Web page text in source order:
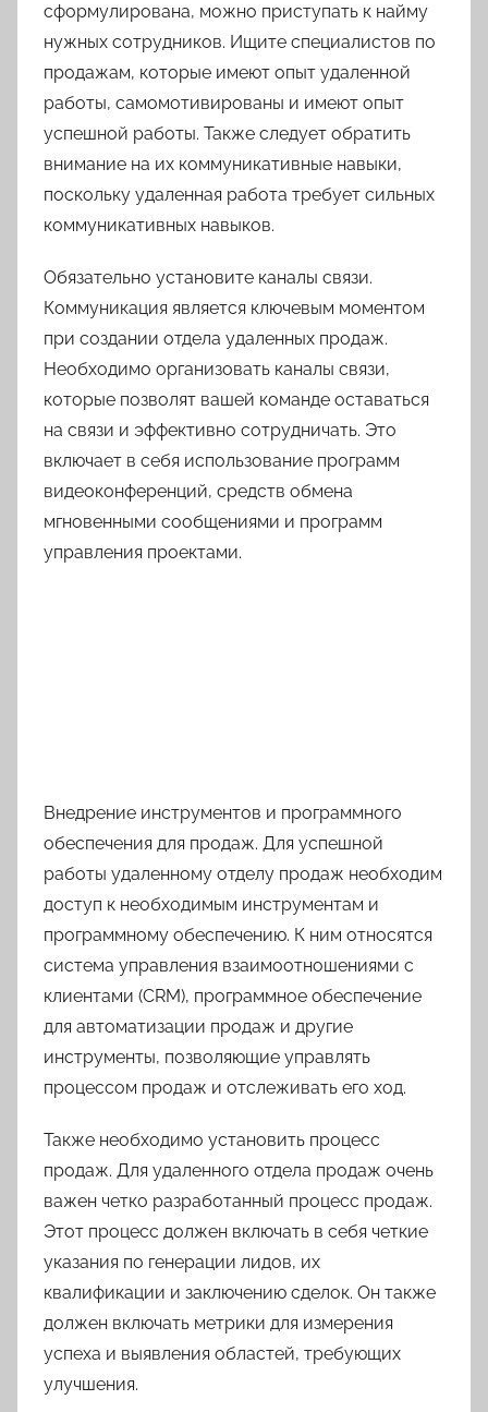
сформулирована, можно приступать к найму
нужных сотрудников. Ищите специалистов по
продажам, которые имеют опыт удаленной
работы, самомотивированы и имеют опыт
успешной работы. Также следует обратить
внимание на их коммуникативные навыки,
поскольку удаленная работа требует сильных
коммуникативных навыков.
Обязательно установите каналы связи.
Коммуникация является ключевым моментом
при создании отдела удаленных продаж.
Необходимо организовать каналы связи,
которые позволят вашей команде оставаться
на связи и эффективно сотрудничать. Это
включает в себя использование программ
видеоконференций, средств обмена
мгновенными сообщениями и программ
управления проектами.
Внедрение инструментов и программного
обеспечения для продаж. Для успешной
работы удаленному отделу продаж необходим
доступ к необходимым инструментам и
программному обеспечению. К ним относятся
система управления взаимоотношениями с
клиентами (CRM), программное обеспечение
для автоматизации продаж и другие
инструменты, позволяющие управлять
процессом продаж и отслеживать его ход.
Также необходимо установить процесс
продаж. Для удаленного отдела продаж очень
важен четко разработанный процесс продаж.
Этот процесс должен включать в себя четкие
указания по генерации лидов, их
квалификации и заключению сделок. Он также
должен включать метрики для измерения
успеха и выявления областей, требующих
улучшения.